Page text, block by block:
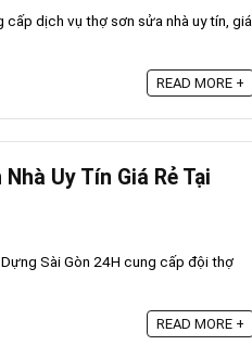
cấp dịch vụ thợ sơn sửa nhà uy tín, giá
READ MORE +
Uy Tín Giá Rẻ Tại
Sài Gòn 24H cung cấp đội thợ
READ MORE +